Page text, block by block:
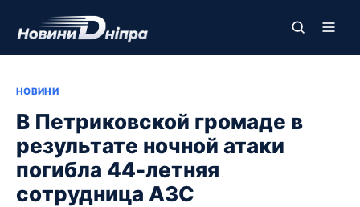
НОВИНИ
В Петриковской громаде в
результате ночной атаки
погибла 44-летняя
сотрудница АЗС